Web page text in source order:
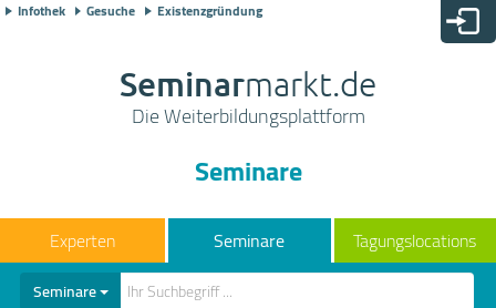
Infothek Gesuche Existenzgründung
Seminarmarkt.de
Die Weiterbildungsplattform
Seminare
Seminare Tagungslocations
Seminare